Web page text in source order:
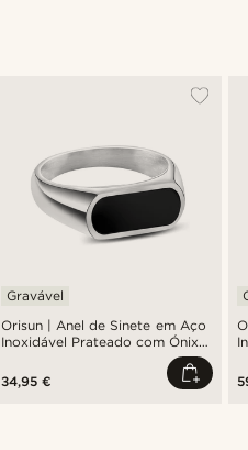
Orisun | Anel de Sinete em Aço
Inoxidável Prateado com Ónix
Gravável
34,95 €